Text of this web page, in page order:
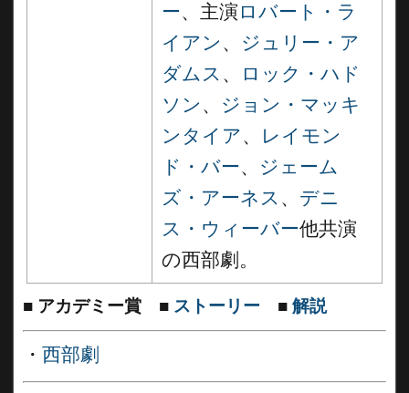
ー、主演 ロバート・ラ
イアン 、 ジュリー・ア
ダムス 、
ロック・ハド
ソン 、 ジョン・マッキ
ンタイア、
レイモン
ド・バー、 ジェーム
ズ・アーネス 、 デニ
ス・ウィーバー他共演
の西部劇。
■ アカデミー賞 ■ ストーリー ■ 解説
・ 西部劇